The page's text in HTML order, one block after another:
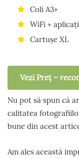
Coli A3+
WiFi +
Cartușe XL
Vezi Preț –
Nu pot să spun că
calitatea
bune din acest
Am ales această